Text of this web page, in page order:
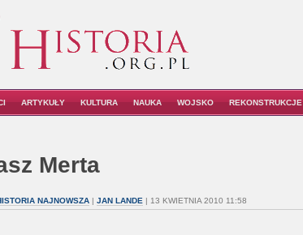
ARTYKUŁY KULTURA NAUKA WOJSKO REKONSTRUKCJE
Merta
NAJNOWSZA| JAN LANDE | 13 KWIETNIA 2010 11:58